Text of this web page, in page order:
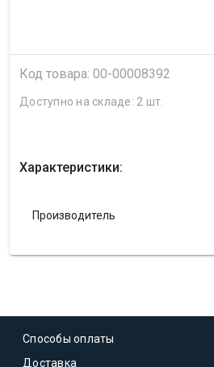
Код товара: 00-00008392
Доступно на складе: 2 шт.
Характеристики:
Производитель
Способы оплаты
Доставка